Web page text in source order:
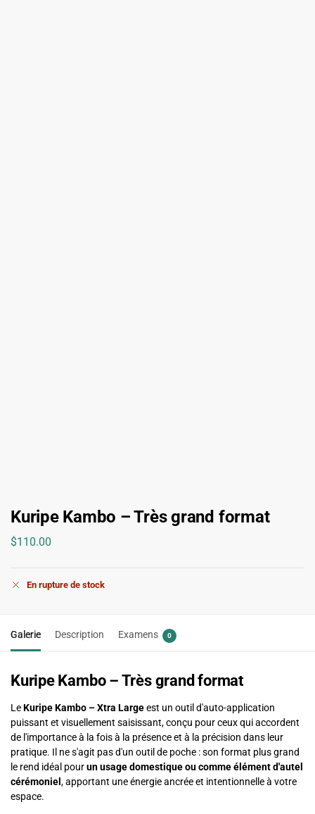
Kuripe Kambo – Très grand format
$110.00
En rupture de stock
Galerie Description Examens 0
Kuripe Kambo – Très grand format
LeKuripe Kambo – Xtra Largeest un outil d'auto-application
puissant et visuellement saisissant, conçu pour ceux qui accordent
de l'importance à la fois à la présence et à la précision dans leur
pratique. Il ne s'agit pas d'un outil de poche : son format plus grand
le rend idéal pourun usage domestique ou comme élément d'autel
cérémoniel , apportant une énergie ancrée et intentionnelle à votre
espace.